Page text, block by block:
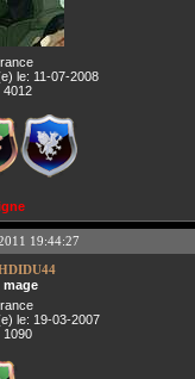
le: 11-07-2008
4012
19:44:27
mage
le: 19-03-2007
1090